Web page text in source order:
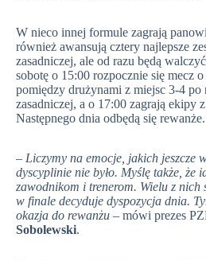
W nieco innej formule zagrają
również awansują cztery najlepsze
zasadniczej, ale od razu będą
sobotę o 15:00 rozpocznie się mecz
pomiędzy drużynami z miejsc 3-4 po
zasadniczej, a o 17:00 zagrają ekipy
Następnego dnia odbędą się rewanże.
– Liczymy na emocje, jakich jeszcze
dyscyplinie nie było. Myślę także, że
zawodnikom i trenerom. Wielu z nich
w finale decyduje dyspozycja dnia.
okazja do rewanżu – mówi prezes
Sobolewski.